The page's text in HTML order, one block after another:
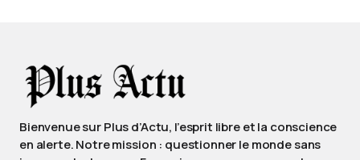
Bienvenue sur Plus d’Actu, l’esprit libre et la conscience
en alerte. Notre mission : questionner le monde sans